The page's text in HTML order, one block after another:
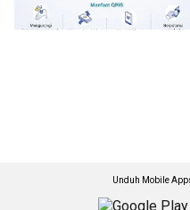
Unduh Mobile